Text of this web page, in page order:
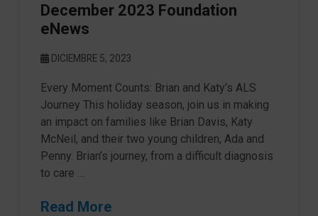
December 2023 Foundation
eNews
DICIEMBRE 5, 2023
Every Moment Counts: Brian and Katy’s ALS
Journey This holiday season, join us in making
an impact on families like Brian Davis, Katy
McNeil, and their two young children, Ada and
Penny. Brian’s journey, from a difficult diagnosis
to care …
Read More